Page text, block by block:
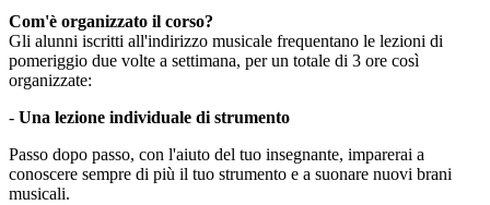
Com'è organizzato il corso?
Gli alunni iscritti all'indirizzo musicale frequentano le lezioni di
pomeriggio due volte a settimana, per un totale di 3 ore così
organizzate:
- Una lezione individuale di strumento
Passo dopo passo, con l'aiuto del tuo insegnante, imparerai a
conoscere sempre di più il tuo strumento e a suonare nuovi brani
musicali.